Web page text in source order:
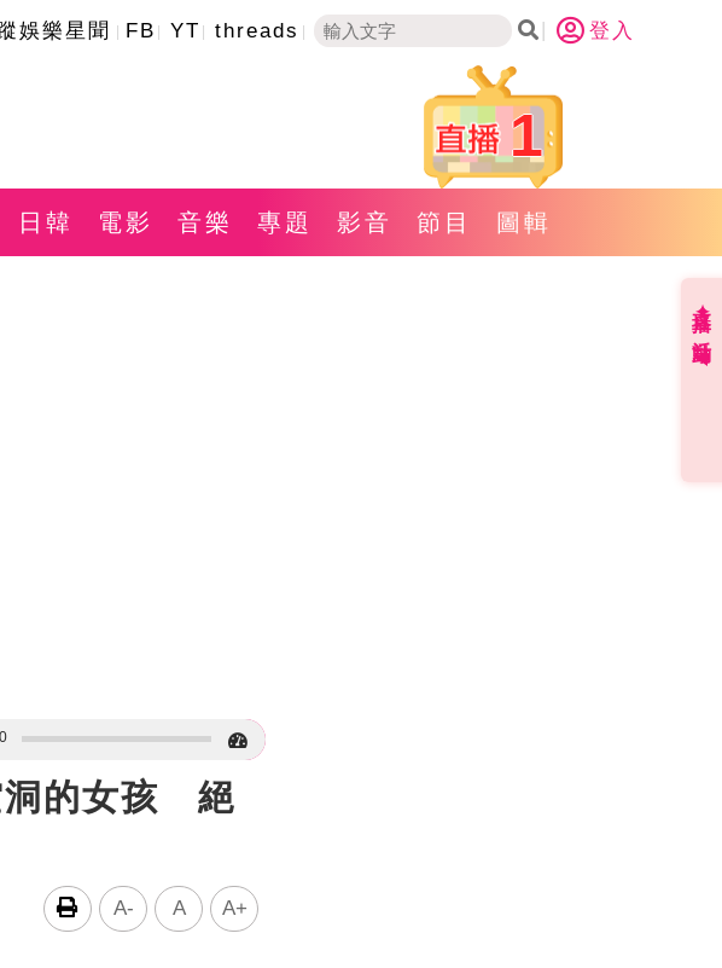
娛樂星聞 FB YT threads 登入
1
日韓 電影 音樂 專題 影音 節目 圖輯
洞的女孩 絕
A- A A+
直播✦活動